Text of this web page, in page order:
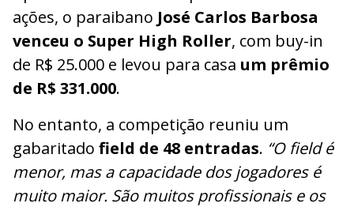
ações, o paraibano José Carlos Barbosa
venceu o Super High Roller, com buy-in
de R$ 25.000 e levou para casa um prêmio
de R$ 331.000.
No entanto, a competição reuniu um
gabaritado field de 48 entradas. “O field é
menor, mas a capacidade dos jogadores é
muito maior. São muitos profissionais e os